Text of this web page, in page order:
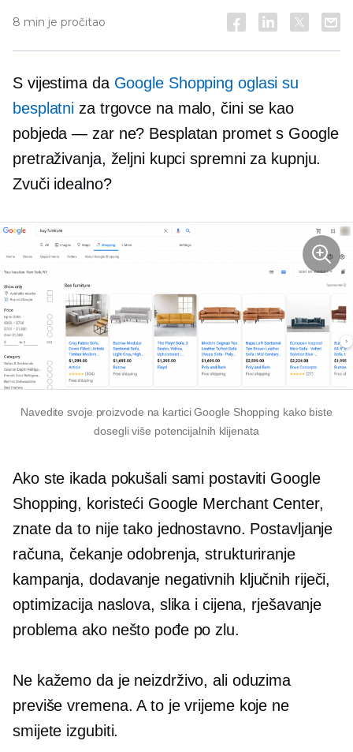
8 min je pročitao
S vijestima da Google Shopping oglasi su
besplatni za trgovce na malo, čini se kao
pobjeda — zar ne? Besplatan promet s Google
pretraživanja, željni kupci spremni za kupnju.
Zvuči idealno?
Navedite svoje proizvode na kartici Google Shopping kako biste
dosegli više potencijalnih klijenata
Ako ste ikada pokušali sami postaviti Google
Shopping, koristeći Google Merchant Center,
znate da to nije tako jednostavno. Postavljanje
računa, čekanje odobrenja, strukturiranje
kampanja, dodavanje negativnih ključnih riječi,
optimizacija naslova, slika i cijena, rješavanje
problema ako nešto pođe po zlu.
Ne kažemo da je neizdrživo, ali oduzima
previše vremena. A to je vrijeme koje ne
smijete izgubiti.